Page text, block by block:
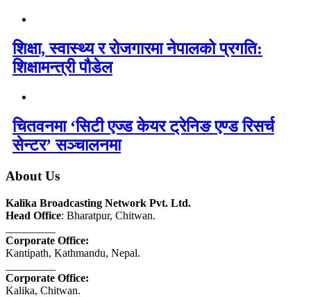
शिक्षा, स्वास्थ्य र रोजगारमा नेपालको प्रगति:
शिक्षामन्त्री पौडेल
चितवनमा ‘सिटी एज्ड केयर ट्रेनिङ एण्ड रिसर्च
सेन्टर’ सञ्चालनमा
About Us
Kalika Broadcasting Network Pvt. Ltd.
Head Office: Bharatpur, Chitwan.
Corporate Office:
Kantipath, Kathmandu, Nepal.
Corporate Office:
Kalika, Chitwan.